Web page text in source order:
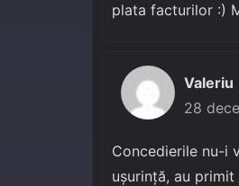
plata facturilor :)
Valeriu
28
Concedierile nu-i
ușurință, au